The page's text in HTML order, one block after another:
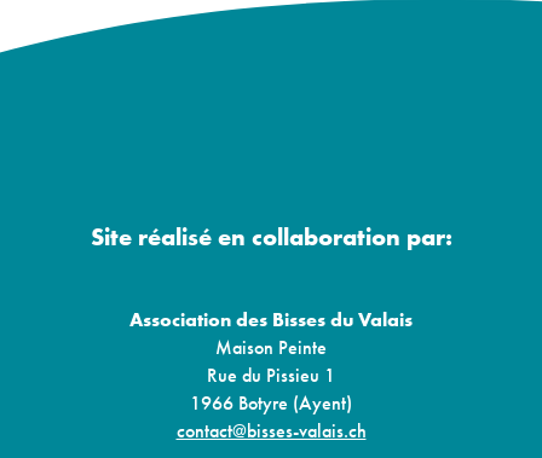
Site réalisé en collaboration par:
Association des Bisses du Valais
Maison Peinte
Rue du Pissieu 1
1966 Botyre (Ayent)
contact@bisses-valais.ch